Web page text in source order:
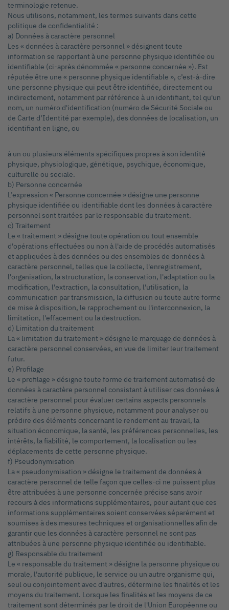
terminologie retenue.
Nous utilisons, notamment, les termes suivants dans cette
politique de confidentialité :
a) Données à caractère personnel
Les « données à caractère personnel » désignent toute
information se rapportant à une personne physique identifiée ou
identifiable (ci-après dénommée « personne concernée »). Est
réputée être une « personne physique identifiable », c’est-à-dire
une personne physique qui peut être identifiée, directement ou
indirectement, notamment par référence à un identifiant, tel qu'un
nom, un numéro d'identification (numéro de Sécurité Sociale ou
de Carte d’Identité par exemple), des données de localisation, un
identifiant en ligne, ou
à un ou plusieurs éléments spécifiques propres à son identité
physique, physiologique, génétique, psychique, économique,
culturelle ou sociale.
b) Personne concernée
L’expression « Personne concernée » désigne une personne
physique identifiée ou identifiable dont les données à caractère
personnel sont traitées par le responsable du traitement.
c) Traitement
Le « traitement » désigne toute opération ou tout ensemble
d'opérations effectuées ou non à l'aide de procédés automatisés
et appliquées à des données ou des ensembles de données à
caractère personnel, telles que la collecte, l'enregistrement,
l'organisation, la structuration, la conservation, l'adaptation ou la
modification, l'extraction, la consultation, l'utilisation, la
communication par transmission, la diffusion ou toute autre forme
de mise à disposition, le rapprochement ou l'interconnexion, la
limitation, l'effacement ou la destruction.
d) Limitation du traitement
La « limitation du traitement » désigne le marquage de données à
caractère personnel conservées, en vue de limiter leur traitement
futur.
e) Profilage
Le « profilage » désigne toute forme de traitement automatisé de
données à caractère personnel consistant à utiliser ces données à
caractère personnel pour évaluer certains aspects personnels
relatifs à une personne physique, notamment pour analyser ou
prédire des éléments concernant le rendement au travail, la
situation économique, la santé, les préférences personnelles, les
intérêts, la fiabilité, le comportement, la localisation ou les
déplacements de cette personne physique.
f) Pseudonymisation
La « pseudonymisation » désigne le traitement de données à
caractère personnel de telle façon que celles-ci ne puissent plus
être attribuées à une personne concernée précise sans avoir
recours à des informations supplémentaires, pour autant que ces
informations supplémentaires soient conservées séparément et
soumises à des mesures techniques et organisationnelles afin de
garantir que les données à caractère personnel ne sont pas
attribuées à une personne physique identifiée ou identifiable.
g) Responsable du traitement
Le « responsable du traitement » désigne la personne physique ou
morale, l'autorité publique, le service ou un autre organisme qui,
seul ou conjointement avec d'autres, détermine les finalités et les
moyens du traitement. Lorsque les finalités et les moyens de ce
traitement sont déterminés par le droit de l'Union Européenne ou